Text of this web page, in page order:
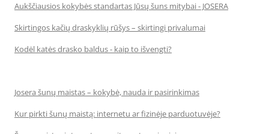
Aukščiausios kokybės standartas Jūsų šuns mitybai - JOSERA
Skirtingos kačių draskyklių rūšys – skirtingi privalumai
Kodėl katės drasko baldus - kaip to išvengti?
Josera šunų maistas – kokybė, nauda ir pasirinkimas
Kur pirkti šunų maistą: internetu ar fizinėje parduotuvėje?